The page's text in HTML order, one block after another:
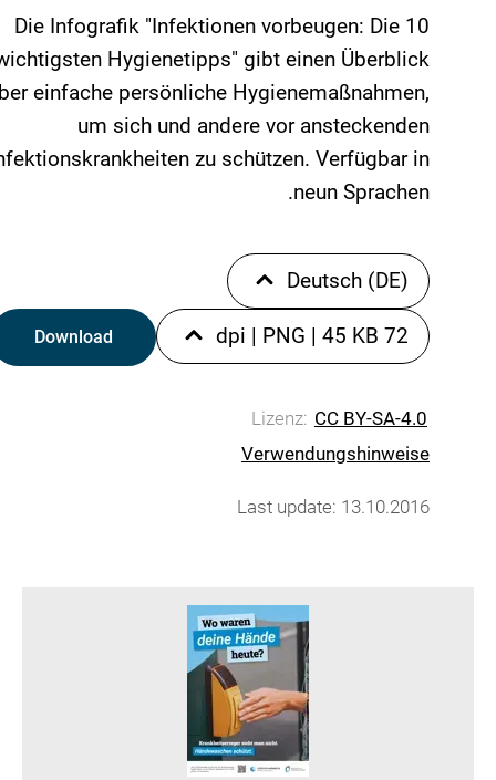
Die Infografik "Infektionen vorbeugen: Die 10
Hygienetipps" gibt einen Überblick
einfache persönliche Hygienemaßnahmen,
um sich und andere vor ansteckenden
zu schützen. Verfügbar in
neun Sprachen.
Deutsch (DE)
72 dpi
| PNG | 45 KB
Download
Lizenz: CC BY-SA-4.0
Verwendungshinweise
Last update: 13.10.2016